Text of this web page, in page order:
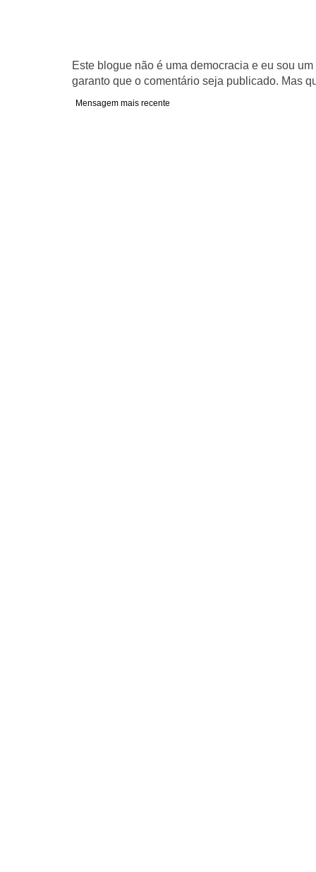
Este blogue não é uma democracia e eu sou
garanto que o comentário seja publicado. Mas
Mensagem mais recente